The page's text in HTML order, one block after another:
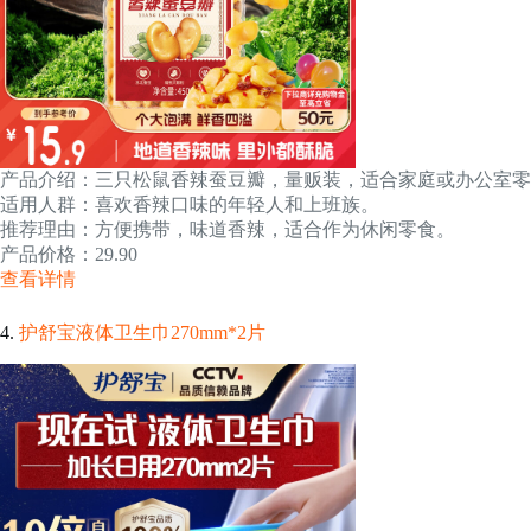
产品介绍：三只松鼠香辣蚕豆瓣，量贩装，适合家庭或办公室
适用人群：喜欢香辣口味的年轻人和上班族。
推荐理由：方便携带，味道香辣，适合作为休闲零食。
产品价格：29.90
查看详情
4. 护舒宝液体卫生巾270mm*2片